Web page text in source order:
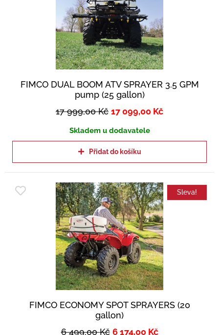
FIMCO DUAL BOOM ATV SPRAYER 3.5 GPM
pump (25 gallon)
17 999,00Kč 17 099,00 Kč
Skladem u dodavatele
Přidat do košíku
Sleva!
FIMCO ECONOMY SPOT SPRAYERS (20
gallon)
6 499,00Kč 6 174,00 Kč